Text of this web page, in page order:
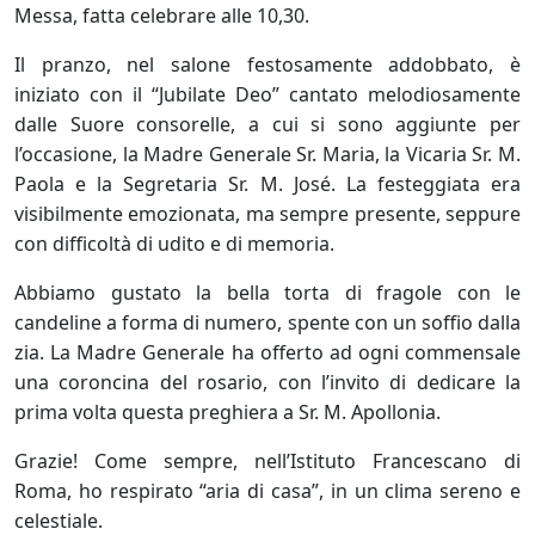
Messa, fatta celebrare alle 10,30.
Il pranzo, nel salone festosamente addobbato, è
iniziato con il “Jubilate Deo” cantato melodiosamente
dalle Suore consorelle, a cui si sono aggiunte per
l’occasione, la Madre Generale Sr. Maria, la Vicaria Sr. M.
Paola e la Segretaria Sr. M. José. La festeggiata era
visibilmente emozionata, ma sempre presente, seppure
con difficoltà di udito e di memoria.
Abbiamo gustato la bella torta di fragole con le
candeline a forma di numero, spente con un soffio dalla
zia. La Madre Generale ha offerto ad ogni commensale
una coroncina del rosario, con l’invito di dedicare la
prima volta questa preghiera a Sr. M. Apollonia.
Grazie! Come sempre, nell’Istituto Francescano di
Roma, ho respirato “aria di casa”, in un clima sereno e
celestiale.